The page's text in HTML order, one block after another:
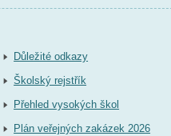
Důležité odkazy
Školský rejstřík
Přehled vysokých škol
Plán veřejných zakázek 2026